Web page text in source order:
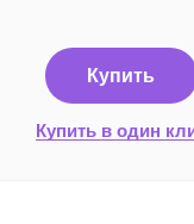
Купить
Купить в один